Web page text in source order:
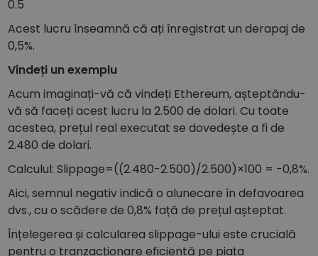
0.5
Acest lucru înseamnă că ați înregistrat un derapaj de
0,5%.
Vindeți un exemplu
Acum imaginați-vă că vindeți Ethereum, așteptându-
vă să faceți acest lucru la 2.500 de dolari. Cu toate
acestea, prețul real executat se dovedește a fi de
2.480 de dolari.
Calculul: Slippage=((2.480-2.500)/2.500)×100 = -0,8%.
Aici, semnul negativ indică o alunecare în defavoarea
dvs., cu o scădere de 0,8% față de prețul așteptat.
Înțelegerea și calcularea slippage-ului este crucială
pentru o tranzacționare eficientă pe piața